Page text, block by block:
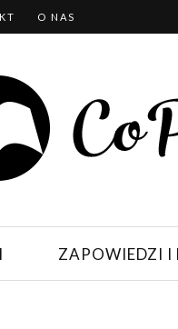
O NAS
ZAPOWIEDZI I